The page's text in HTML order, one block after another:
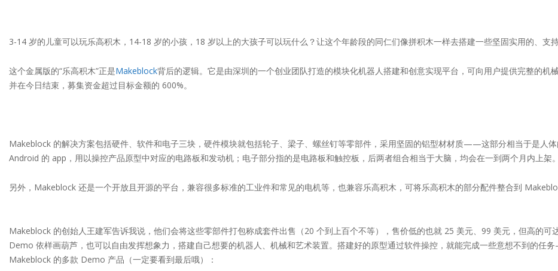
3-14 岁的儿童可以玩乐高积木，14-18 岁的小孩，18 岁以上的大孩子可以玩什么？让这个年龄段的同仁们像拼积木一样去搭建一些坚固实用的、支
这个金属版的“乐高积木”正是Makeblock背后的逻辑。它是由深圳的一个创业团队打造的模块化机器人搭建和创意实现平台，可向用户提供完整的机
并在今日结束，募集资金超过目标金额的 600%。
Makeblock 的解决方案包括硬件、软件和电子三块，硬件模块就包括轮子、梁子、螺丝钉等零部件，采用坚固的铝型材材质——这部分相当于是人
Android 的 app，用以操控产品原型中对应的电路板和发动机；电子部分指的是电路板和触控板，后两者组合相当于大脑，均会在一到两个月内上架。
另外，Makeblock 还是一个开放且开源的平台，兼容很多标准的工业件和常见的电机等，也兼容乐高积木，可将乐高积木的部分配件整合到
Makeblock 的创始人王建军告诉我说，他们会将这些零部件打包称成套件出售（20 个到上百个不等），售价低的也就 25 美元、99 美元，但高的
Demo 依样画葫芦，也可以自由发挥想象力，搭建自己想要的机器人、机械和艺术装置。搭建好的原型通过软件操控，就能完成一些意想不到的
Makeblock 的多款 Demo 产品（一定要看到最后哦）：